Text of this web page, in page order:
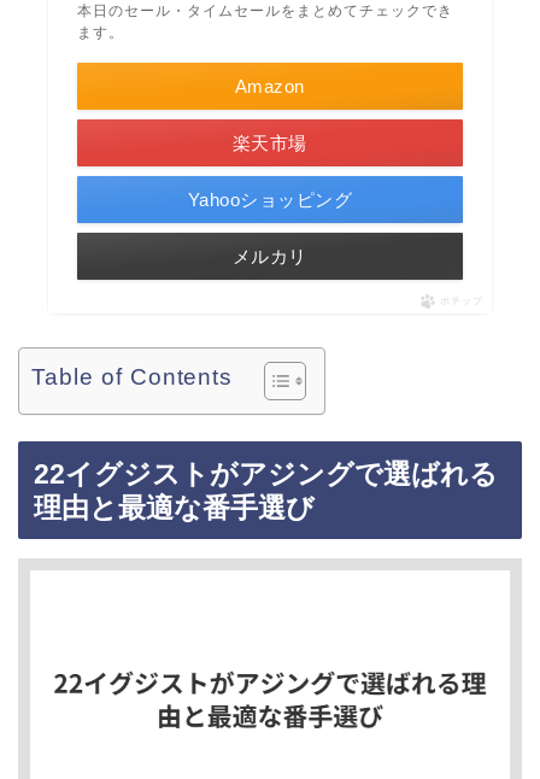
本日のセール・タイムセールをまとめてチェックでき
ます。
Amazon
楽天市場
Yahooショッピング
メルカリ
ポチップ
Table of Contents
22イグジストがアジングで選ばれる
理由と最適な番手選び